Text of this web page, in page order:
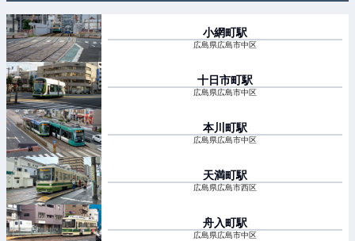
小網町駅
広島県広島市中区
十日市町駅
広島県広島市中区
本川町駅
広島県広島市中区
天満町駅
広島県広島市西区
舟入町駅
広島県広島市中区